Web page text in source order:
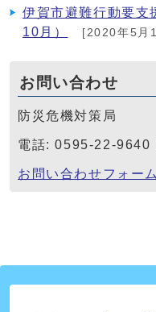
伊賀市避難行動要支
10月）
[2020年5月
お問い合わせ
防災危機対策局
電話: 0595-22-9640
お問い合わせフォーム